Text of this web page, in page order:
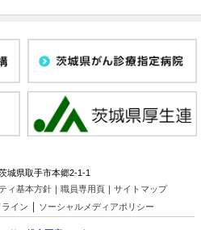
城県取手市本郷2-1-1
ィ基本方針｜ 職員専用頁｜ サイトマップ
イン ｜ ソーシャルメディアポリシー